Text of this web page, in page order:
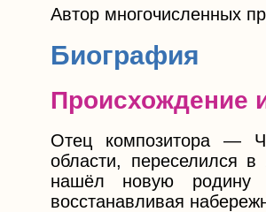
Автор многочисленных
Биография
Происхождение
Отец композитора —
области, переселился
нашёл новую родину
восстанавливая